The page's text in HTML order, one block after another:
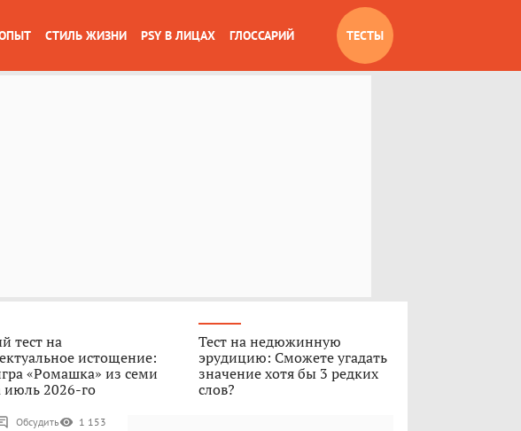
СТИЛЬ ЖИЗНИ PSY В ЛИЦАХ ГЛОССАРИЙ ТЕСТЫ
тест на
истощение:
«Ромашка» из семи
июль 2026-го
Тест на недюжинную
эрудицию: Сможете угадать
значение хотя бы 3 редких
слов?
Обсудить 1 153